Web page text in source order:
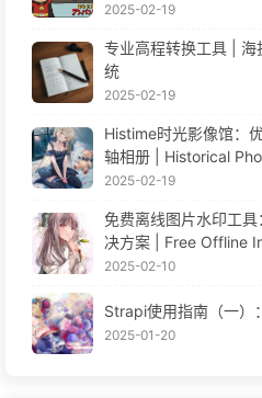
2025-02-19
专业高程转换工具 | 海
统
2025-02-19
Histime时光影像馆：
轴相册 | Historical
2025-02-19
免费离线图片水印工
决方案 | Free Offline
2025-02-10
Strapi使用指南（一）
2025-01-20